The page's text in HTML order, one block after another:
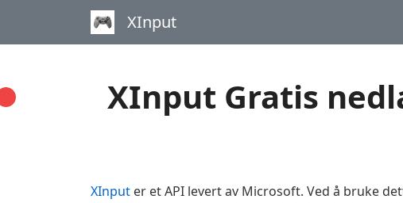
XInput
XInput Gratis
XInput er et API levert av Microsoft. Ved å bruke